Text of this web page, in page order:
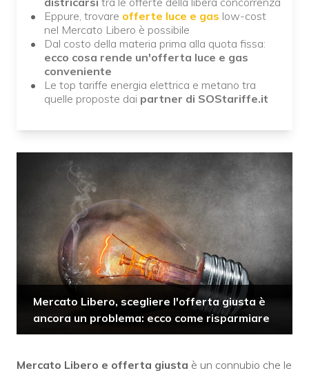
Eppure, trovare offerte luce e gas low-cost
nel Mercato Libero è possibile
Dal costo della materia prima alla quota fissa:
ecco cosa rende un'offerta luce e gas
conveniente
Le top tariffe energia elettrica e metano tra
quelle proposte dai partner di SOStariffe.it
Mercato Libero, scegliere l'offerta giusta è
ancora un problema: ecco come risparmiare
Mercato Libero e offerta giusta è un connubio che le